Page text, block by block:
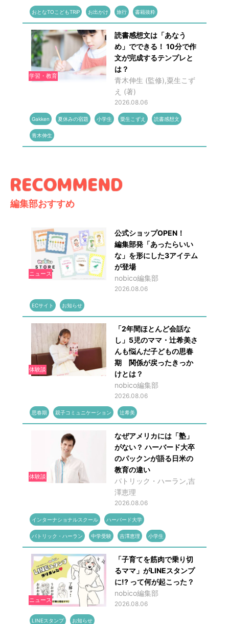
おとなTOこどもTRiP お出かけ 旅行 書籍抜粋
学習・教育
読書感想文は「あなう
め」でできる！ 10分で作
文が完成するテンプレと
は？
青木伸生 (監修),粟生こず
え (著)
2026.08.06
Gakken 夏休みの宿題 小学生 粟生こずえ 読書感想文
青木伸生
編集部おすすめ
ニュース
公式ショップOPEN！
編集部発「あったらいい
な」を形にした3アイテム
が登場
nobico編集部
2026.08.06
ECサイト お知らせ
体験談
「2年間ほとんど会話な
し」5児のママ・辻希美さ
んも悩んだ子どもの思春
期 関係が戻ったきっか
けとは？
nobico編集部
2026.08.06
思春期 親子コミュニケーション 辻希美
体験談
なぜアメリカには「塾」
がない？ ハーバード大卒
のパックンが語る日米の
教育の違い
パトリック・ハーラン,吉
澤恵理
2026.08.06
インターナショナルスクール ハーバード大学
パトリック・ハーラン 中学受験 吉澤恵理 小学生
ニュース
「子育てを筋肉で乗り切
るママ」がLINEスタンプ
に!? って何が起こった？
nobico編集部
2026.08.06
LINEスタンプ お知らせ